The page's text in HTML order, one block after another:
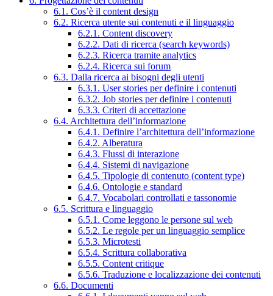
6.1. Cos’è il content design
6.2. Ricerca utente sui contenuti e il linguaggio
6.2.1. Content discovery
6.2.2. Dati di ricerca (search keywords)
6.2.3. Ricerca tramite analytics
6.2.4. Ricerca sui forum
6.3. Dalla ricerca ai bisogni degli utenti
6.3.1. User stories per definire i contenuti
6.3.2. Job stories per definire i contenuti
6.3.3. Criteri di accettazione
6.4. Architettura dell’informazione
6.4.1. Definire l’architettura dell’informazione
6.4.2. Alberatura
6.4.3. Flussi di interazione
6.4.4. Sistemi di navigazione
6.4.5. Tipologie di contenuto (content type)
6.4.6. Ontologie e standard
6.4.7. Vocabolari controllati e tassonomie
6.5. Scrittura e linguaggio
6.5.1. Come leggono le persone sul web
6.5.2. Le regole per un linguaggio semplice
6.5.3. Microtesti
6.5.4. Scrittura collaborativa
6.5.5. Content critique
6.5.6. Traduzione e localizzazione dei contenuti
6.6. Documenti